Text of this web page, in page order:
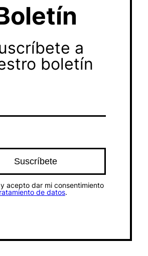
a
boletín
acepto dar mi consentimiento
de datos.